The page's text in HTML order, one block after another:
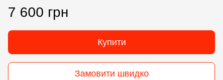
7 600 грн
Купити
Замовити швидко